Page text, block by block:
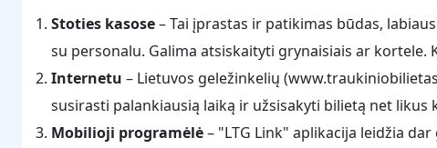
Stoties kasose– Tai įprastas ir patikimas būdas,
su personalu. Galima atsiskaityti grynaisiais ar kortele.
Internetu – Lietuvos geležinkelių
susirasti palankiausią laiką ir užsisakyti bilietą net likus
Mobilioji programėlė– "LTG Link" aplikacija leidžia